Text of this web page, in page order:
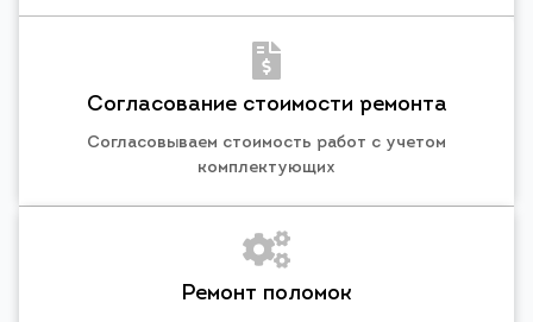
Согласование стоимости ремонта
Согласовываем стоимость работ с учетом
комплектующих
Ремонт поломок